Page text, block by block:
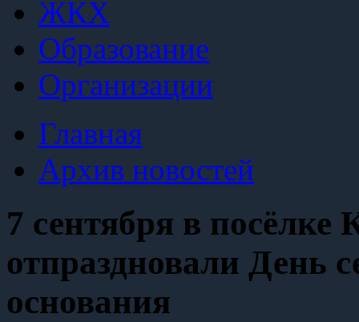
ЖКХ
Образование
Организации
Главная
Архив новостей
7 сентября в посёлке
отпраздновали День
основания